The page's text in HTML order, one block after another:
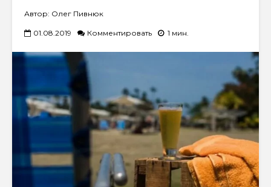
Автор: Олег Пивнюк
01.08.2019 Комментировать 1 мин.